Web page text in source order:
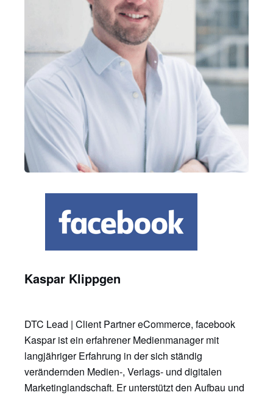
Kaspar Klippgen
DTC Lead | Client Partner eCommerce, facebook
Kaspar ist ein erfahrener Medienmanager mit
langjähriger Erfahrung in der sich ständig
verändernden Medien-, Verlags- und digitalen
Marketinglandschaft. Er unterstützt den Aufbau und